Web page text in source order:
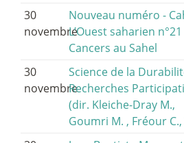
30
novembre
Nouveau numéro -
L’Ouest saharien n°21
Cancers au Sahel
30
novembre
Science de la
Recherches
(dir. Kleiche-Dray M.,
Goumri M. , Fréour C.,